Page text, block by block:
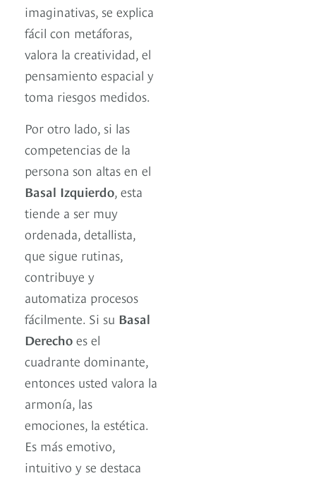
imaginativas, se explica
fácil con metáforas,
valora la creatividad, el
pensamiento espacial y
toma riesgos medidos.
Por otro lado, si las
competencias de la
persona son altas en el
Basal Izquierdo, esta
tiende a ser muy
ordenada, detallista,
que sigue rutinas,
contribuye y
automatiza procesos
fácilmente. Si su Basal
Derecho es el
cuadrante dominante,
entonces usted valora la
armonía, las
emociones, la estética.
Es más emotivo,
intuitivo y se destaca